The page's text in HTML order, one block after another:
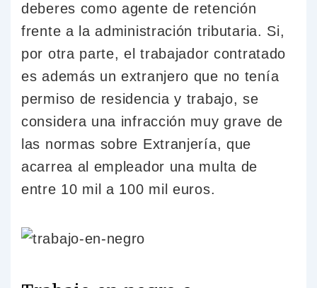
deberes como agente de retención
frente a la administración tributaria. Si,
por otra parte, el trabajador contratado
es además un extranjero que no tenía
permiso de residencia y trabajo, se
considera una infracción muy grave de
las normas sobre Extranjería, que
acarrea al empleador una multa de
entre 10 mil a 100 mil euros.